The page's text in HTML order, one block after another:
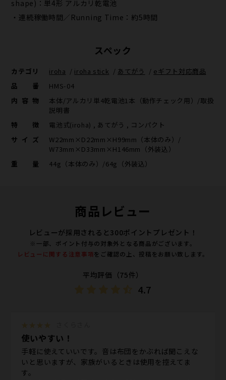
shape)：単4形 アルカリ乾電池
・連続稼働時間／Running Time：約5時間
スペック
カテゴリ iroha / iroha stick / あてがう / eギフト対応商品
品番
HMS-04
内容物
本体/アルカリ単4乾電池1本（動作チェック用）/取扱
説明書
特徴
電池式(iroha) , あてがう , コンパクト
サイズ
W22mm×D22mm×H99mm（本体のみ）/
W73mm×D33mm×H146mm（外装込）
重量
44g（本体のみ）/64g（外装込）
商品レビュー
レビューが採用されると300ポイントプレゼント！
※一部、ポイント付与の対象外となる商品がございます。
レビューに関する注意事項をご確認の上、投稿をお願い致します。
平均評価（75件）
4.7
使いやすい！
手軽に使えていいです。音は布団をかぶれば聞こえな
いと思いますが、家族がいるときは使用を控えてま
す。